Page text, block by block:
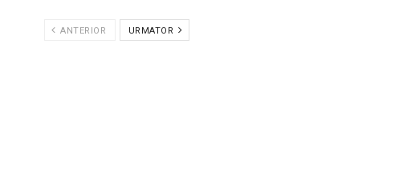
ANTERIOR URMATOR